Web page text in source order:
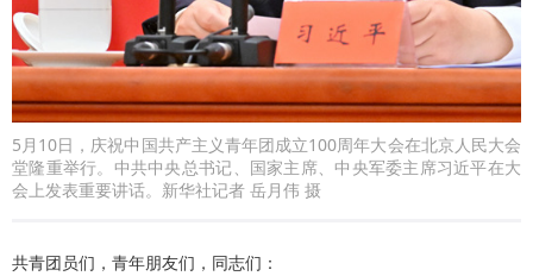
5月10日，庆祝中国共产主义青年团成立100周年大会在北京人民大会
堂隆重举行。中共中央总书记、国家主席、中央军委主席习近平在大
会上发表重要讲话。新华社记者 岳月伟 摄
共青团员们，青年朋友们，同志们：